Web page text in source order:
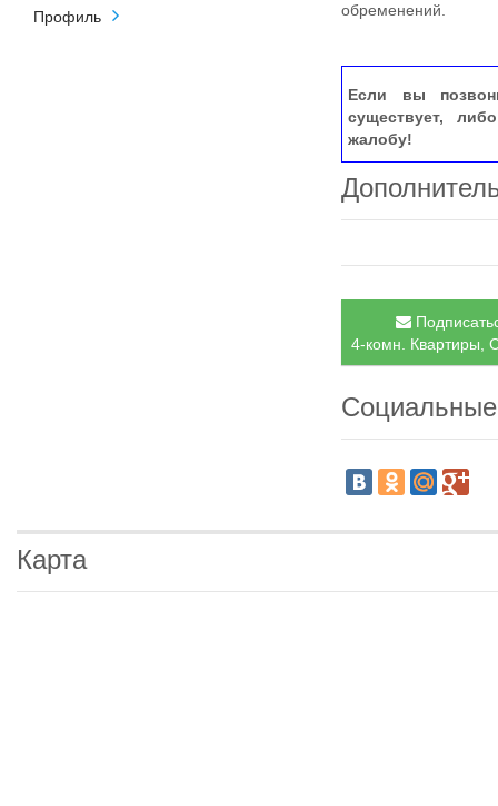
Профиль
обременений.
Если вы
существует,
жалобу!
4-комн. Квартиры,
Карта